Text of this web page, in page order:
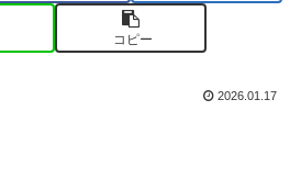
コピー
2026.01.17